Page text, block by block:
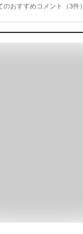
のおすすめコメント（3件）